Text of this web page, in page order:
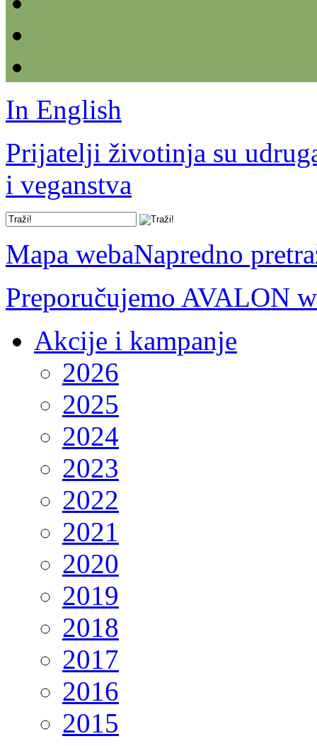
In English
Prijatelji životinja su
i veganstva
Mapa webaNapredno
Preporučujemo AVALON
Akcije i kampanje
2026
2025
2024
2023
2022
2021
2020
2019
2018
2017
2016
2015